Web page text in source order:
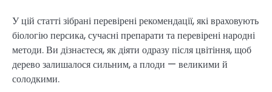
У цій статті зібрані перевірені рекомендації, які враховують
біологію персика, сучасні препарати та перевірені народні
методи. Ви дізнаєтеся, як діяти одразу після цвітіння, щоб
дерево залишалося сильним, а плоди — великими й
солодкими.